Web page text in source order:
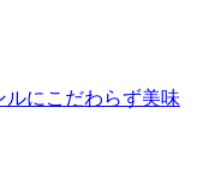
にこだわらず美味